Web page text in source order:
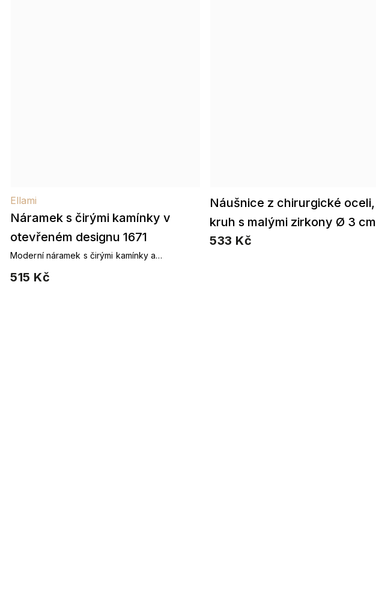
Náramek s čirými kamínky v
otevřeném designu 1671
Ellami
515 Kč
Moderní náramek s čirými kamínky a
Náušnice z chirurgické oceli,
kruh s malými zirkony Ø 3 cm
533 Kč